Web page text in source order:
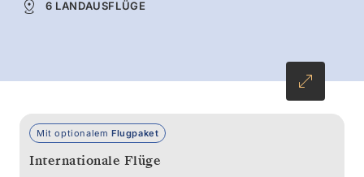
Ökosystem in keiner Weise zu beeinträchtigen.
6 LANDAUSFLÜGE
Mit optionalem Flugpaket
Internationale Flüge